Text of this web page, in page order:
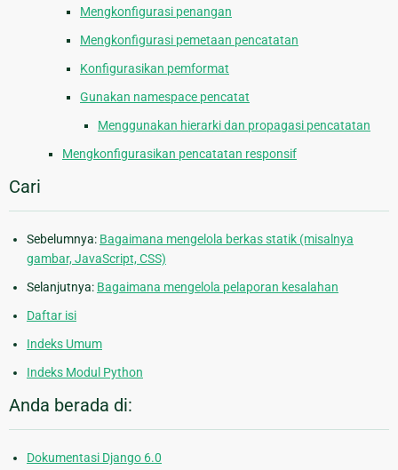
Mengkonfigurasi penangan
Mengkonfigurasi pemetaan pencatatan
Konfigurasikan pemformat
Gunakan namespace pencatat
Menggunakan hierarki dan propagasi pencatatan
Mengkonfigurasikan pencatatan responsif
Cari
Sebelumnya: Bagaimana mengelola berkas statik (misalnya
gambar, JavaScript, CSS)
Selanjutnya: Bagaimana mengelola pelaporan kesalahan
Daftar isi
Indeks Umum
Indeks Modul Python
Anda berada di:
Dokumentasi Django 6.0